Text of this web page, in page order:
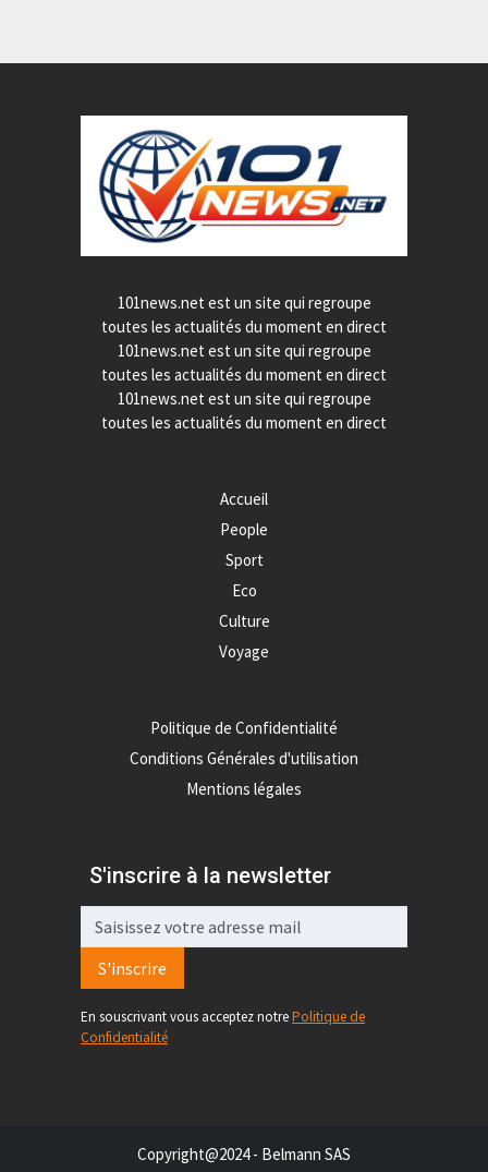
101news.net est un site qui regroupe
toutes les actualités du moment en direct
101news.net est un site qui regroupe
toutes les actualités du moment en direct
101news.net est un site qui regroupe
toutes les actualités du moment en direct
Accueil
People
Sport
Eco
Culture
Voyage
Politique de Confidentialité
Conditions Générales d'utilisation
Mentions légales
S'inscrire à la newsletter
S'inscrire
En souscrivant vous acceptez notrePolitique de
Confidentialité
Copyright@2024 - Belmann SAS